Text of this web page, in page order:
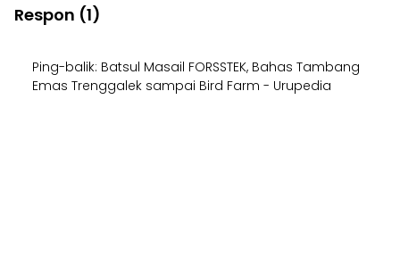
Respon (1)
Ping-balik: Batsul Masail FORSSTEK, Bahas Tambang
Emas Trenggalek sampai Bird Farm - Urupedia